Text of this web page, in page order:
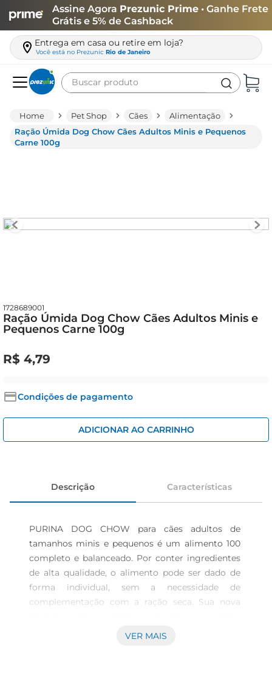
Assine Agora Prezunic Prime • Ganhe Frete
Grátis e 5% de Cashback
Entrega em casa ou retire em loja?
Você está no Prezunic Rio de Janeiro
Buscar produto
Pet Shop Cães
Alimentação
Ração Úmida Dog Chow Cães Adultos Minis e Pequenos
Carne 100g
1728689001
Ração Úmida Dog Chow Cães Adultos Minis e
Pequenos Carne 100g
R$ 4,79
Condições de pagamento
ADICIONAR AO CARRINHO
Descrição Características
PURINA DOG CHOW para cães adultos de
tamanhos minis e pequenos é um alimento 100
completo e balanceado. Por conter ingredientes
de alta qualidade, o alimento pode ser dado de
forma individual, sem a necessidade de
complementação com a ração seca. Sua nova
a flora intestinal, sem afetar os hábitos do seu
VER MAIS
leite
biscoito
cerveja